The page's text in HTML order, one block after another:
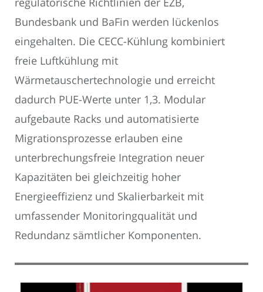
Bundesbank und BaFin werden lückenlos
eingehalten. Die CECC-Kühlung kombiniert
freie Luftkühlung mit
Wärmetauschertechnologie und erreicht
dadurch PUE-Werte unter 1,3. Modular
aufgebaute Racks und automatisierte
Migrationsprozesse erlauben eine
unterbrechungsfreie Integration neuer
Kapazitäten bei gleichzeitig hoher
Energieeffizienz und Skalierbarkeit mit
umfassender Monitoringqualität und
Redundanz sämtlicher Komponenten.